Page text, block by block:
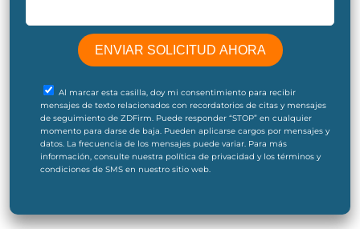
Al marcar esta casilla, doy mi consentimiento para recibir
mensajes de texto relacionados con recordatorios de citas y mensajes
de seguimiento de ZDFirm. Puede responder “STOP” en cualquier
momento para darse de baja. Pueden aplicarse cargos por mensajes y
datos. La frecuencia de los mensajes puede variar. Para más
información, consulte nuestra política de privacidad y los términos y
condiciones de SMS en nuestro sitio web.